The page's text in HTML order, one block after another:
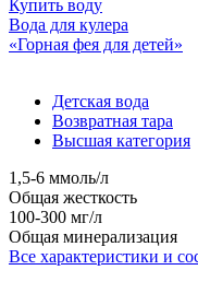
Купить воду
Вода для кулера
«Горная фея для детей»
Детская вода
Возвратная тара
Высшая категория
1,5-6 ммоль/л
Общая жесткость
100-300 мг/л
Общая минерализация
Все характеристики и